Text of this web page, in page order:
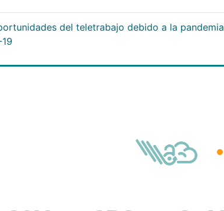
del teletrabajo debido a la pandemia